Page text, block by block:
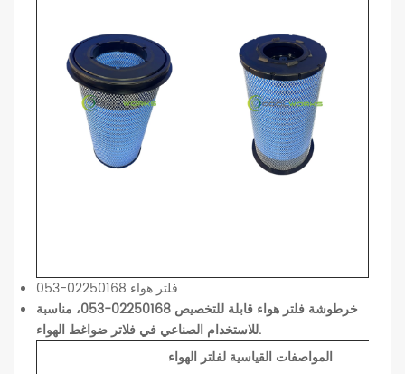
فلتر هواء 02250168-053
خرطوشة فلتر هواء قابلة للتخصيص 02250168-053، مناسبة
للاستخدام الصناعي في فلاتر ضواغط الهواء.
المواصفات القياسية لفلتر الهواء